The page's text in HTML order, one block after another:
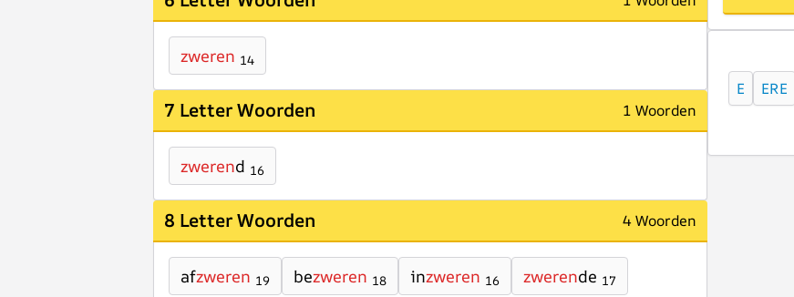
zweren 14
7 Letter Woorden 1 Woorden
zwerend 16
8 Letter Woorden 4 Woorden
afzweren 19 bezweren 18 inzweren 16 zwerende 17
E ERE